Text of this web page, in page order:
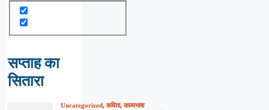
सप्ताह का
सितारा
Uncategorized,कविता,काव्यभाषा